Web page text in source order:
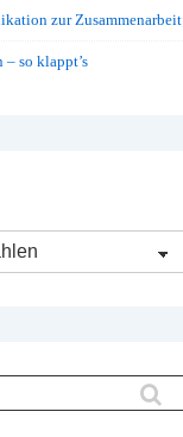
zur Zusammenarbeit
so klappt’s